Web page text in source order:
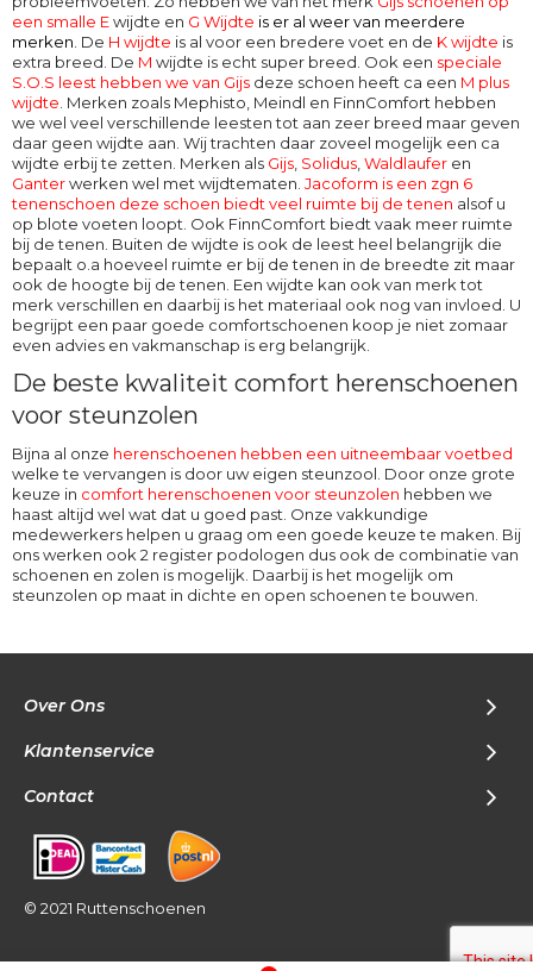
een smalle Ewijdte en G Wijdte is er al weer van meerdere
merken . De H wijdte is al voor een bredere voet en de K wijdte is
extra breed. De M wijdte is echt super breed. Ook een speciale
S.O.S leest hebben we van Gijs deze schoen heeft ca een M plus
wijdte . Merken zoals Mephisto, Meindl en FinnComfort hebben
we wel veel verschillende leesten tot aan zeer breed maar geven
daar geen wijdte aan. Wij trachten daar zoveel mogelijk een ca
wijdte erbij te zetten. Merken als Gijs Solidus Waldlaufer en
Ganterwerken wel met wijdtematen. Jacoform is een zgn 6
tenenschoen deze schoen biedt veel ruimte bij de tenen alsof u
op blote voeten loopt. Ook FinnComfort biedt vaak meer ruimte
bij de tenen. Buiten de wijdte is ook de leest heel belangrijk die
bepaalt o.a hoeveel ruimte er bij de tenen in de breedte zit maar
ook de hoogte bij de tenen. Een wijdte kan ook van merk tot
merk verschillen en daarbij is het materiaal ook nog van invloed. U
begrijpt een paar goede comfortschoenen koop je niet zomaar
even advies en vakmanschap is erg belangrijk.
De beste kwaliteit comfort herenschoenen
voor steunzolen
Bijna al onze herenschoenen hebben een uitneembaar voetbed
welke te vervangen is door uw eigen steunzool. Door onze grote
keuze in comfort herenschoenen voor steunzolen hebben we
haast altijd wel wat dat u goed past. Onze vakkundige
medewerkers helpen u graag om een goede keuze te maken. Bij
ons werken ook 2 register podologen dus ook de combinatie van
schoenen en zolen is mogelijk. Daarbij is het mogelijk om
steunzolen op maat in dichte en open schoenen te bouwen.
Over Ons
Klantenservice
Contact
© 2021 Ruttenschoenen